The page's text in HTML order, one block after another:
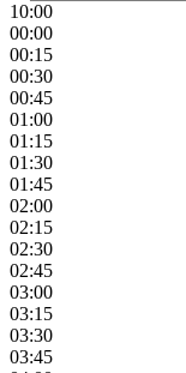
10:00
00:00
00:15
00:30
00:45
01:00
01:15
01:30
01:45
02:00
02:15
02:30
02:45
03:00
03:15
03:30
03:45